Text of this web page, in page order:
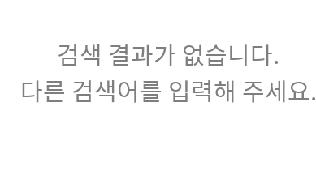
검색 결과가 없습니다.
다른 검색어를 입력해 주세요.